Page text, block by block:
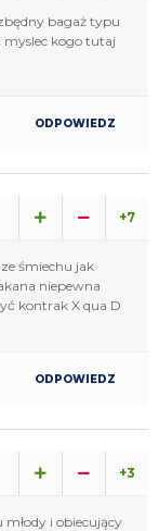
bagaż typu
kogo tutaj
ODPOWIEDZ
+7
ze śmiechu jak
niepewna
kontrak X qua D
ODPOWIEDZ
+3
i obiecujący